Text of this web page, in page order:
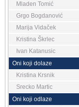
Mladen Tomić
Grgo Bogdanović
Marija Vidaček
Kristina Škrlec
Ivan Katanusic
Oni koji dolaze
Kristina Krsnik
Srecko Martic
Oni koji odlaze